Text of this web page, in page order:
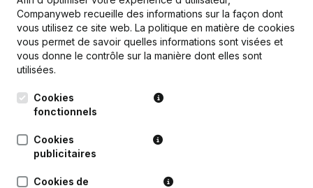
Personnel 1,6 1
Publications
Date Publication
16-03-2026 Siège Social
Companyweb recueille des informations sur la façon dont
vous utilisez ce site web. La politique en matière de cookies
vous permet de savoir quelles informations sont visées et
vous donne le contrôle sur la manière dont elles sont
utilisées.
Cookies
fonctionnels
Cookies
publicitaires
Cookies de